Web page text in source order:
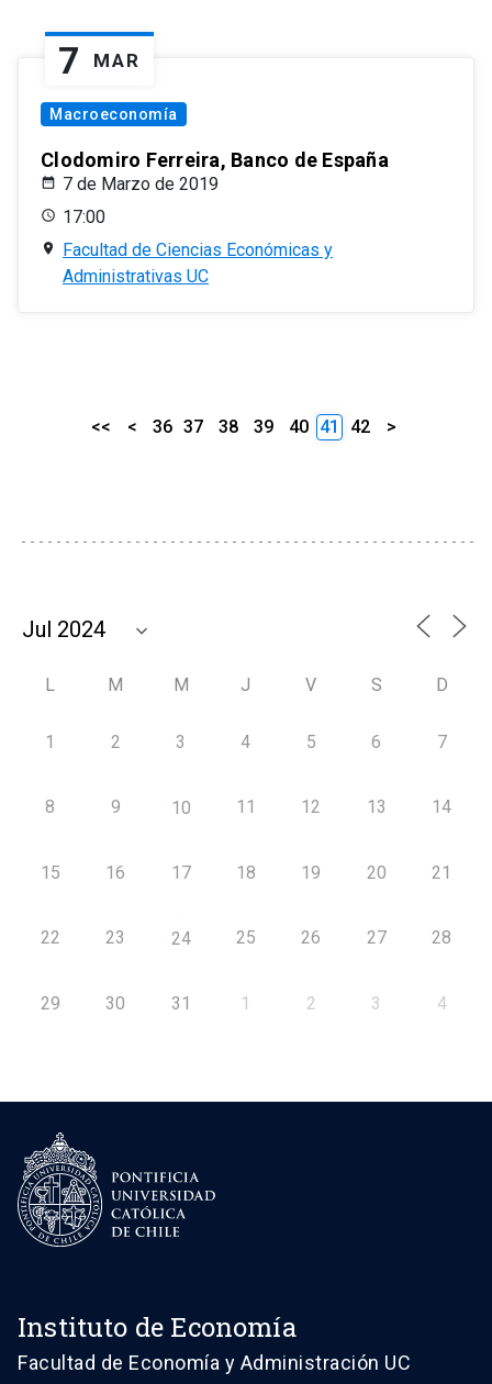
7 MAR
Macroeconomía
Clodomiro Ferreira, Banco de España
7 de Marzo de 2019
17:00
Facultad de Ciencias Económicas y
Administrativas UC
<< < 36 37 38 39 40 41 42 >
L M M J V S D
1 2 3 4 5 6 7
8 9 10 11 12 13 14
15 16 17 18 19 20 21
22 23 24 25 26 27 28
29 30 31 1 2 3 4
Instituto de Economía
Facultad de Economía y Administración UC